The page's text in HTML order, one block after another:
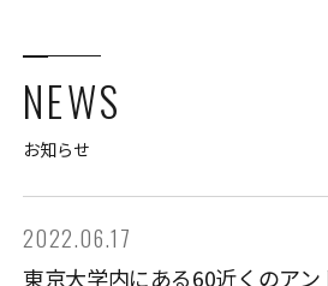
NEWS
お知らせ
2022.06.17
東京大学内にある60近くのア